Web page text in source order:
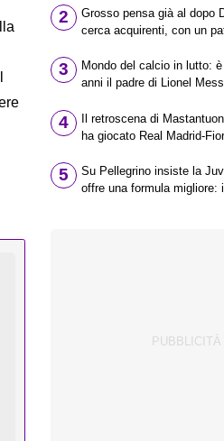
il Bologna: caccia al giusto
2
Grosso pensa già al dopo
cerca acquirenti, con un
3
Mondo del calcio in lutto:
anni il padre di Lionel
4
Il retroscena di
ha giocato Real Madrid-
5
Su Pellegrino insiste la
offre una formula migliore: